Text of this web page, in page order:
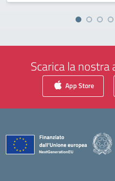
Scarica la
App Store